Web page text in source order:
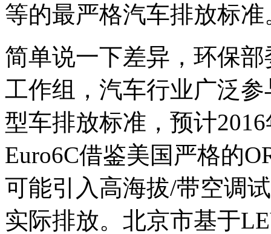
等的最严格汽车排放标准
简单说一下差异，环保
工作组，汽车行业广泛
型车排放标准，预计
Euro6C借鉴美国严格的
可能引入高海拔/带空调
实际排放。北京市基于